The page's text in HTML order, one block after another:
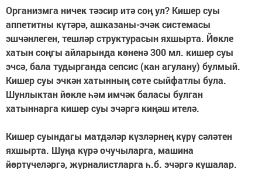
Организмга ничек тәэсир итә соң ул? Кишер суы
аппетитны күтәрә, ашказаны-эчәк системасы
эшчәнлеген, тешләр структурасын яхшырта. Йөкле
хатын соңгы айларында көненә 300 мл. кишер суы
эчсә, бала тудырганда сепсис (кан агулану) булмый.
Кишер суы эчкән хатынның сөте сыйфатлы була.
Шунлыктан йөкле һәм имчәк баласы булган
хатыннарга кишер суы эчәргә киңәш ителә.
Кишер суындагы матдәләр күзләрнең күрү сәләтен
яхшырта. Шуңа күрә очучыларга, машина
йөртүчеләргә, журналистларга һ.б. эчәргә кушалар.